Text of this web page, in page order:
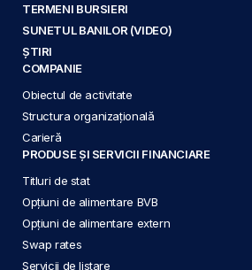
TERMENI BURSIERI
SUNETUL BANILOR (VIDEO)
ȘTIRI
COMPANIE
Obiectul de activitate
Structura organizațională
Carieră
PRODUSE ȘI SERVICII FINANCIARE
Titluri de stat
Opțiuni de alimentare BVB
Opțiuni de alimentare extern
Swap rates
Servicii de listare